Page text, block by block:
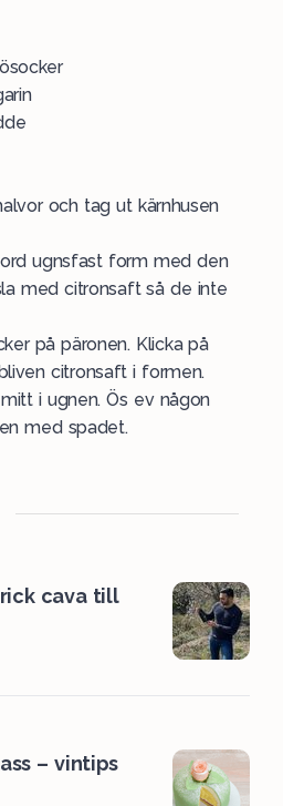
och tag ut kärnhusen
ugnsfast form med den
med citronsaft så de inte
på päronen. Klicka på
citronsaft i formen.
i ugnen. Ös ev någon
med spadet.
cava till
– vintips